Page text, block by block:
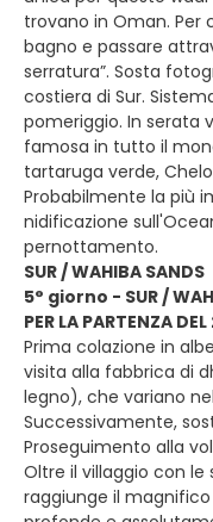
trovano in Oman. Per
bagno e passare
serratura”. Sosta
costiera di Sur.
pomeriggio. In serata
famosa in tutto il
tartaruga verde,
Probabilmente la più
nidificazione
pernottamento.
SUR / WAHIBA SANDS
5° giorno - SUR /
PER LA PARTENZA
Prima colazione in
visita alla fabbrica di
legno), che variano
Successivamente,
Proseguimento alla
Oltre il villaggio con
raggiunge il